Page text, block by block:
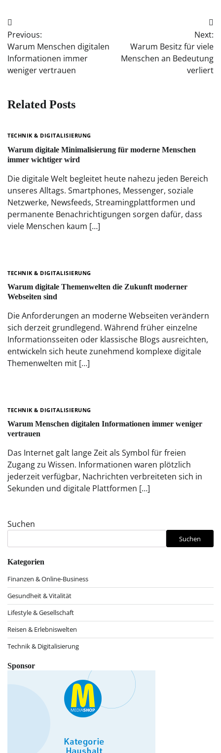
Beitragsnavigation
Previous:
Warum Menschen digitalen
Informationen immer
weniger vertrauen
Next:
Warum Besitz für viele
Menschen an Bedeutung
verliert
Related Posts
TECHNIK & DIGITALISIERUNG
Warum digitale Minimalisierung für moderne Menschen
immer wichtiger wird
Die digitale Welt begleitet heute nahezu jeden Bereich
unseres Alltags. Smartphones, Messenger, soziale
Netzwerke, Newsfeeds, Streamingplattformen und
permanente Benachrichtigungen sorgen dafür, dass
viele Menschen kaum […]
TECHNIK & DIGITALISIERUNG
Warum digitale Themenwelten die Zukunft moderner
Webseiten sind
Die Anforderungen an moderne Webseiten verändern
sich derzeit grundlegend. Während früher einzelne
Informationsseiten oder klassische Blogs ausreichten,
entwickeln sich heute zunehmend komplexe digitale
Themenwelten mit […]
TECHNIK & DIGITALISIERUNG
Warum Menschen digitalen Informationen immer weniger
vertrauen
Das Internet galt lange Zeit als Symbol für freien
Zugang zu Wissen. Informationen waren plötzlich
jederzeit verfügbar, Nachrichten verbreiteten sich in
Sekunden und digitale Plattformen […]
Suchen
Suchen
Kategorien
Finanzen & Online-Business
Gesundheit & Vitalität
Lifestyle & Gesellschaft
Reisen & Erlebniswelten
Technik & Digitalisierung
Sponsor